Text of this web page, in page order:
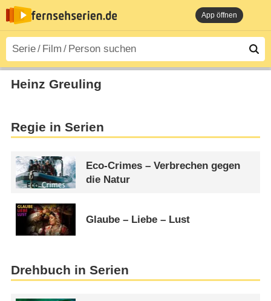
App öffnen
Heinz Greuling
Regie in Serien
Eco-Crimes – Verbrechen gegen
die Natur
Glaube – Liebe – Lust
Drehbuch in Serien